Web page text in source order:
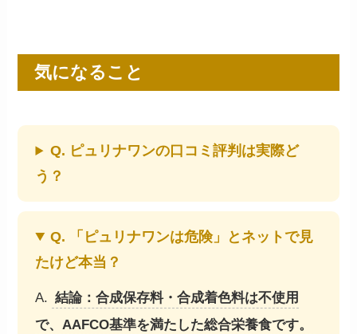
気になること
Q. ピュリナワンの口コミ評判は実際ど
う？
Q. 「ピュリナワンは危険」とネットで見
たけど本当？
A. 結論：合成保存料・合成着色料は不使用
で、AAFCO基準を満たした総合栄養食です。